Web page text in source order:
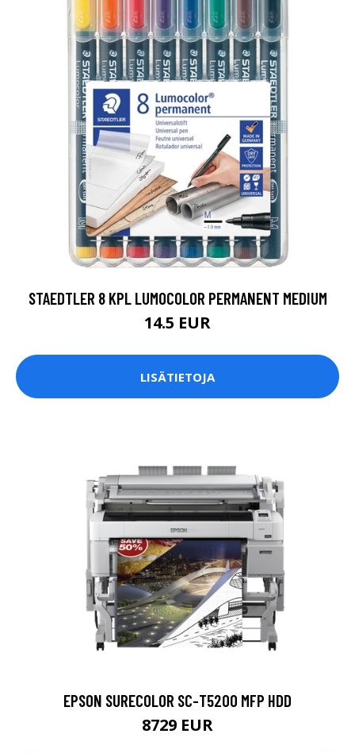
STAEDTLER 8 KPL LUMOCOLOR PERMANENT MEDIUM
14.5 EUR
LISÄTIETOJA
EPSON SURECOLOR SC-T5200 MFP HDD
8729 EUR